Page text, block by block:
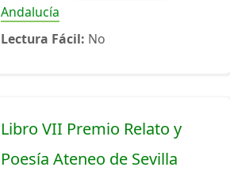
Andalucía
Lectura Fácil: No
Libro VII Premio Relato y
Poesía Ateneo de Sevilla